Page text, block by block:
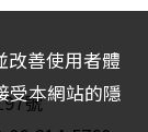
號
善使用者體
受本網站的隱